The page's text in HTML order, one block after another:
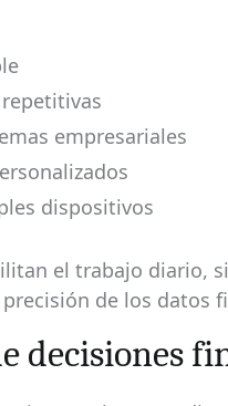
empresariales
dispositivos
el trabajo diario,
de los datos
decisiones